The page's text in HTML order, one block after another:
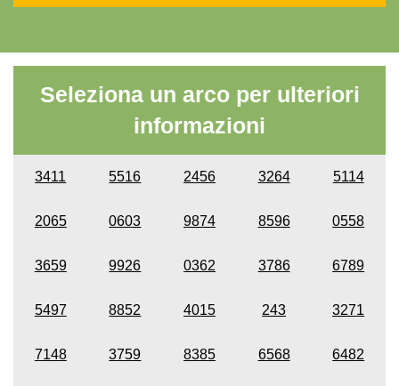
Seleziona un arco per ulteriori
informazioni
3411 5516 2456 3264 5114
2065 0603 9874 8596 0558
3659 9926 0362 3786 6789
5497 8852 4015 243 3271
7148 3759 8385 6568 6482